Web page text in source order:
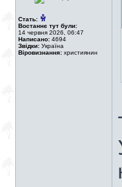
Стать:
Востаннє тут були:
14 червня 2026, 06:47
Написано: 4694
Звідки: Україна
Віровизнання: християнин